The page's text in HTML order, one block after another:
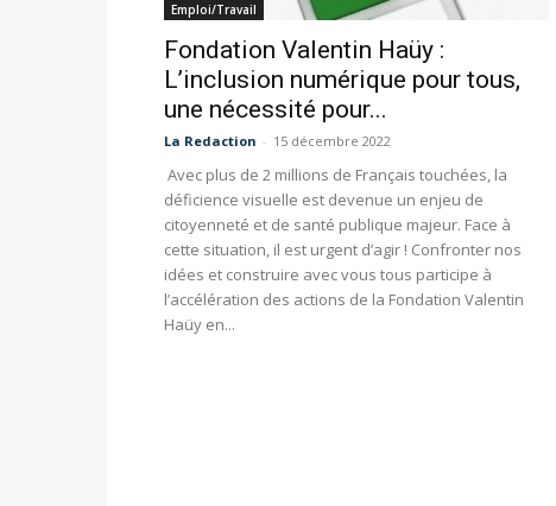
Emploi/Travail
Fondation Valentin Haüy :
L’inclusion numérique pour tous,
une nécessité pour...
La Redaction - 15 décembre 2022
Avec plus de 2 millions de Français touchées, la
déficience visuelle est devenue un enjeu de
citoyenneté et de santé publique majeur. Face à
cette situation, il est urgent d’agir ! Confronter nos
idées et construire avec vous tous participe à
l’accélération des actions de la Fondation Valentin
Haüy en...